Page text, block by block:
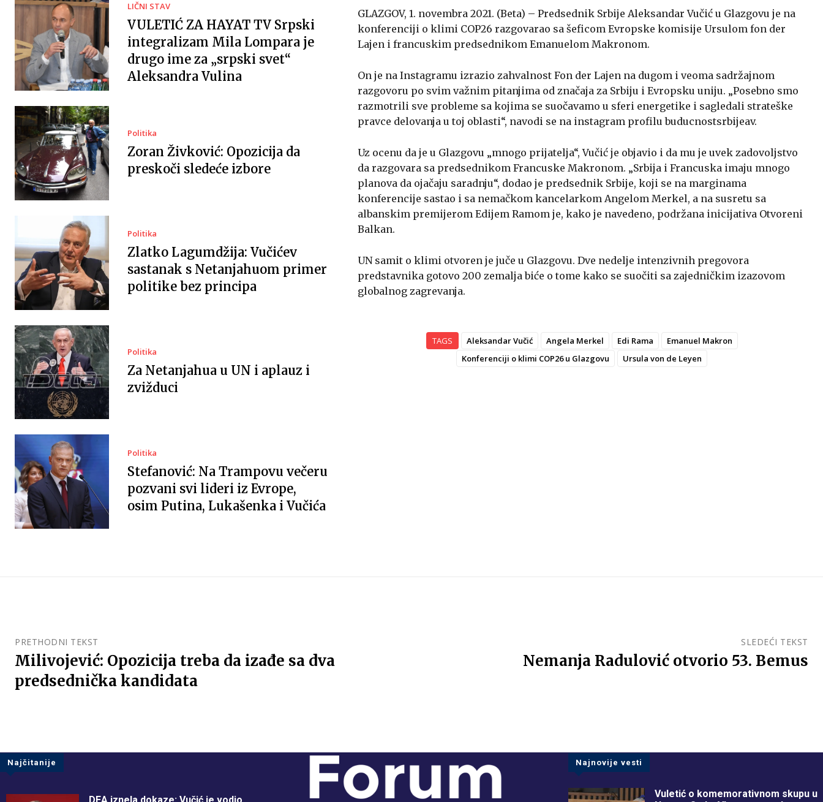
LIČNI STAV
VULETIĆ ZA HAYAT TV Srpski
integralizam Mila Lompara je
drugo ime za „srpski svet“
Aleksandra Vulina
Politika
Zoran Živković: Opozicija da
preskoči sledeće izbore
Politika
Zlatko Lagumdžija: Vučićev
sastanak s Netanjahuom primer
politike bez principa
Politika
Za Netanjahua u UN i aplauz i
zvižduci
Politika
Stefanović: Na Trampovu večeru
pozvani svi lideri iz Evrope,
osim Putina, Lukašenka i Vučića
GLAZGOV, 1. novembra 2021. (Beta) – Predsednik Srbije Aleksandar Vučić u Glazgovu je na
konferenciji o klimi COP26 razgovarao sa šeficom Evropske komisije Ursulom fon der
Lajen i francuskim predsednikom Emanuelom Makronom.
On je na Instagramu izrazio zahvalnost Fon der Lajen na dugom i veoma sadržajnom
razgovoru po svim važnim pitanjima od značaja za Srbiju i Evropsku uniju. „Posebno smo
razmotrili sve probleme sa kojima se suočavamo u sferi energetike i sagledali strateške
pravce delovanja u toj oblasti“, navodi se na instagram profilu buducnostsrbijeav.
Uz ocenu da je u Glazgovu „mnogo prijatelja“, Vučić je objavio i da mu je uvek zadovoljstvo
da razgovara sa predsednikom Francuske Makronom. „Srbija i Francuska imaju mnogo
planova da ojačaju saradnju“, dodao je predsednik Srbije, koji se na marginama
konferencije sastao i sa nemačkom kancelarkom Angelom Merkel, a na susretu sa
albanskim premijerom Edijem Ramom je, kako je navedeno, podržana inicijativa Otvoreni
Balkan.
UN samit o klimi otvoren je juče u Glazgovu. Dve nedelje intenzivnih pregovora
predstavnika gotovo 200 zemalja biće o tome kako se suočiti sa zajedničkim izazovom
globalnog zagrevanja.
TAGS Aleksandar Vučić Angela Merkel Edi Rama
Emanuel Makron
Konferenciji o klimi COP26 u Glazgovu
Ursula von de Leyen
PRETHODNI TEKST
Milivojević: Opozicija treba da izađe sa dva
predsednička kandidata
SLEDEĆI TEKST
Nemanja Radulović otvorio 53. Bemus
Najčitanije Najnovije vesti
Vuletić o komemorativnom skupu u